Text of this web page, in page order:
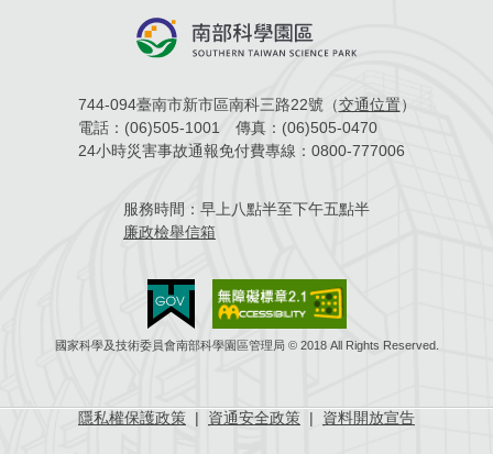
744-094臺南市新市區南科三路22號（交通位置）
電話： (06)505-1001 傳真： (06)505-0470
24小時災害事故通報免付費專線： 0800-777006
服務時間： 早上八點半至下午五點半
廉政檢舉信箱
國家科學及技術委員會南部科學園區管理局 © 2018 All Rights Reserved.
隱私權保護政策 | 資通安全政策 | 資料開放宣告